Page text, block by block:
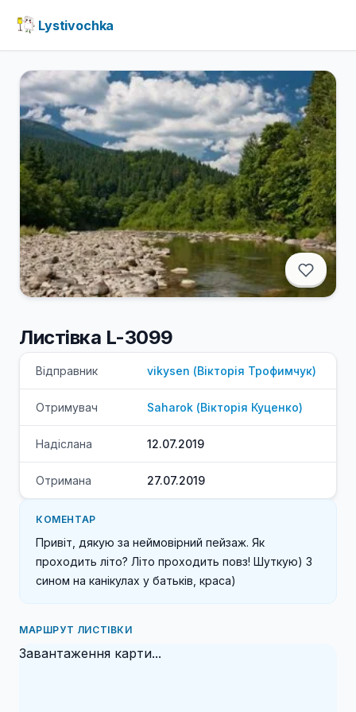
Lystivochka
Листівка L-3099
Відправник vikysen (Вікторія Трофимчук)
Отримувач Saharok (Вікторія Куценко)
Надіслана 12.07.2019
Отримана 27.07.2019
КОМЕНТАР
Привіт, дякую за неймовірний пейзаж. Як
проходить літо? Літо проходить повз! Шуткую) З
сином на канікулах у батьків, краса)
МАРШРУТ ЛИСТІВКИ
Завантаження карти...